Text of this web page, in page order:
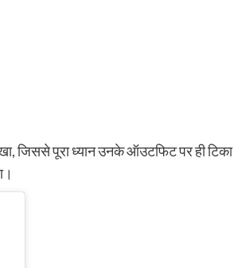
जिससे पूरा ध्यान उनके ऑउटफिट पर ही टिका